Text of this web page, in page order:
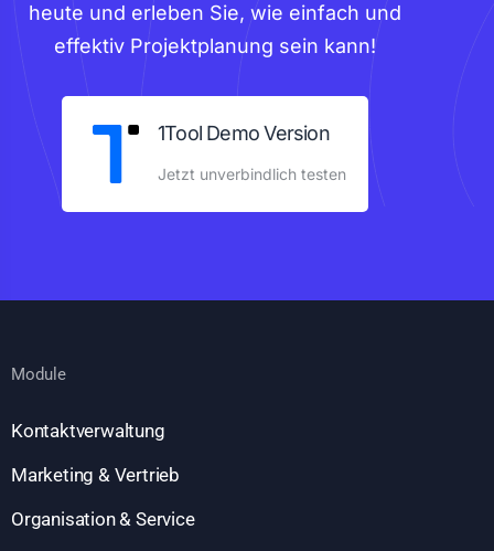
heute und erleben Sie, wie einfach und
effektiv Projektplanung sein kann!
1Tool Demo Version
Jetzt unverbindlich testen
Module
Kontaktverwaltung
Marketing & Vertrieb
Organisation & Service